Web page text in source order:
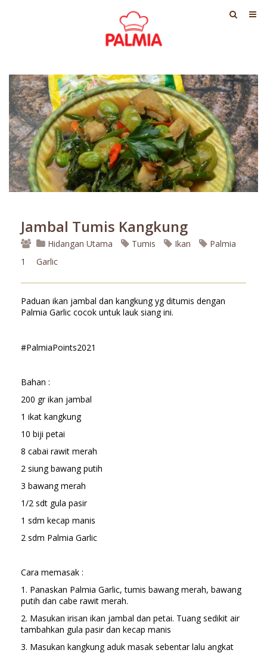
Jambal Tumis Kangkung
1
Hidangan Utama Tumis Ikan
Palmia
Garlic
Paduan ikan jambal dan kangkung yg ditumis dengan
Palmia Garlic cocok untuk lauk siang ini.
#PalmiaPoints2021
Bahan :
200 gr ikan jambal
1 ikat kangkung
10 biji petai
8 cabai rawit merah
2 siung bawang putih
3 bawang merah
1/2 sdt gula pasir
1 sdm kecap manis
2 sdm Palmia Garlic
Cara memasak :
1. Panaskan Palmia Garlic, tumis bawang merah, bawang
putih dan cabe rawit merah.
2. Masukan irisan ikan jambal dan petai. Tuang sedikit air
tambahkan gula pasir dan kecap manis
3. Masukan kangkung aduk masak sebentar lalu angkat